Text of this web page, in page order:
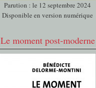
Parution : le 12 septembre 2024
Disponible en version numérique
Le moment post-moderne